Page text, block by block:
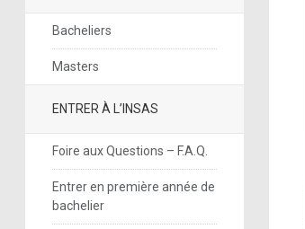
Bacheliers
Masters
ENTRER À L’INSAS
Foire aux Questions – F.A.Q.
Entrer en première année de
bachelier